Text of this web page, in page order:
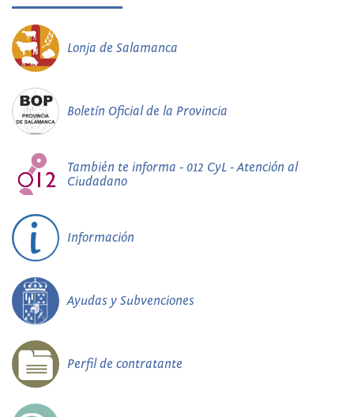
Lonja de Salamanca
Boletín Oficial de la Provincia
También te informa - 012 CyL - Atención al
Ciudadano
Información
Ayudas y Subvenciones
Perfil de contratante